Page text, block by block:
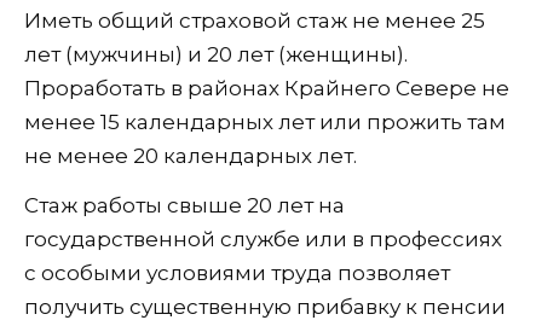
Иметь общий страховой стаж не менее 25
лет (мужчины) и 20 лет (женщины).
Проработать в районах Крайнего Севере не
менее 15 календарных лет или прожить там
не менее 20 календарных лет.
Стаж работы свыше 20 лет на
государственной службе или в профессиях
с особыми условиями труда позволяет
получить существенную прибавку к пенсии